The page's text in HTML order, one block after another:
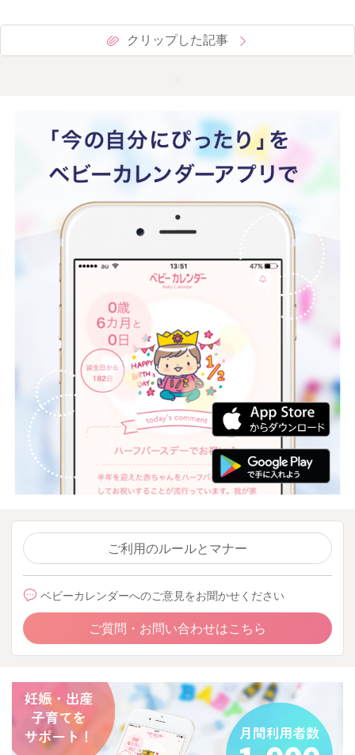
クリップした記事
ご利用のルールとマナー
ベビーカレンダーへのご意見をお聞かせください
ご質問・お問い合わせはこちら